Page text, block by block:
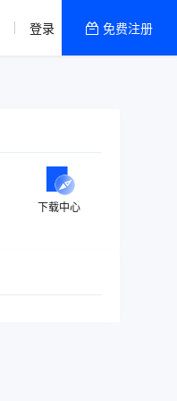
登录 免费注册
下载中心